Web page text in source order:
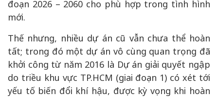
đoạn 2026 – 2060 cho phù hợp trong tình hình
mới.
Thế nhưng, nhiều dự án cũ vẫn chưa thể hoàn
tất; trong đó một dự án vô cùng quan trọng đã
khởi công từ năm 2016 là Dự án giải quyết ngập
do triều khu vực TP.HCM (giai đoạn 1) có xét tới
yếu tố biến đổi khí hậu, được kỳ vọng khi hoàn